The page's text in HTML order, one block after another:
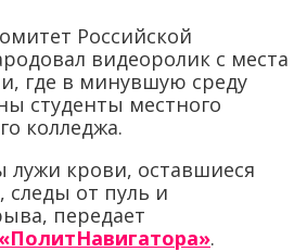
Российской
видеоролик с места
где в минувшую среду
студенты местного
колледжа.
лужи крови, оставшиеся
следы от пуль и
передает
«ПолитНавигатора».